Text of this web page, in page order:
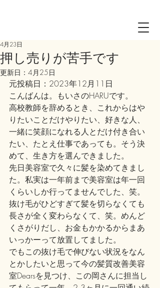
押し売りが苦手です
4月23日
更新日： 4月25日
元投稿日：2023年12月11日
こんばんは。もいさのHARUです。
高校教師を辞めるとき、これからはや
りたいことだけやりたい、好きな人、
一緒に笑顔になれる人とだけ付き合い
たい、たとえ仕事であっても。そう決
めて、生き方を選んできました。
先日美容室で久々に髪を染めてきまし
た。私実は一年前まで美容室は年一回
くらいしか行ってませんでした、笑。
抜け毛がひどすぎて髪を切らなくても
長さが全く変わらなくて、笑。めんど
くさがりだし、お金もかかるからまあ
いっかーって放置してました。
でもこの抜け毛で伸びない状況をなん
とかしたいと思って今の髪質改善美容
室Dearsを見つけ、この岡さんに担当し